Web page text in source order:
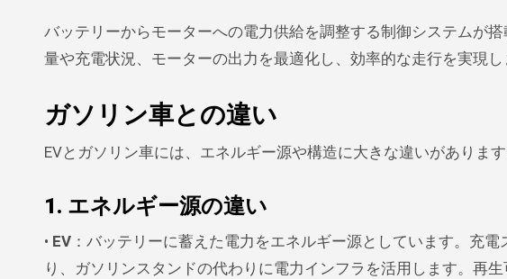
バッテリーからモーターへの電力供給を調整する制御システムが
量や充電状況、モーターの出力を最適化し、効率的な走行を実現し
ガソリン車との違い
EVとガソリン車には、エネルギー源や構造に大きな違いがありま
1. エネルギー源の違い
• EV ：バッテリーに蓄えた電力をエネルギー源としています。充
り、ガソリンスタンドの代わりに電力インフラを活用します。再